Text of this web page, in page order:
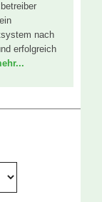
nach
erfolgreich